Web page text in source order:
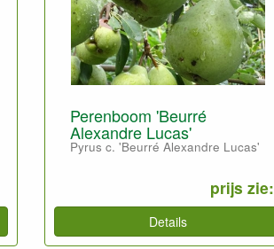
Perenboom 'Beurré
Alexandre Lucas'
Pyrus c. 'Beurré Alexandre Lucas'
prijs zie:
Details